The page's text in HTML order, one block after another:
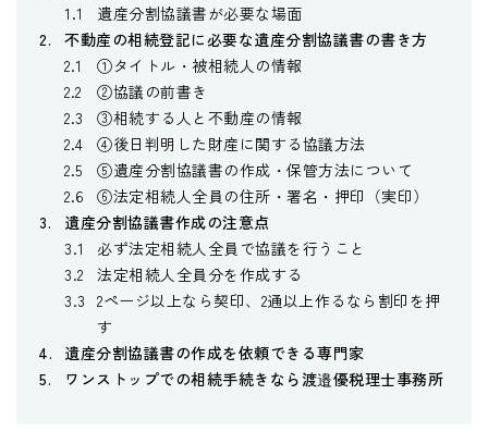
遺産分割協議書が必要な場面
不動産の相続登記に必要な遺産分割協議書の書き方
①タイトル・被相続人の情報
②協議の前書き
③相続する人と不動産の情報
④後日判明した財産に関する協議方法
⑤遺産分割協議書の作成・保管方法について
⑥法定相続人全員の住所・署名・押印（実印）
遺産分割協議書作成の注意点
必ず法定相続人全員で協議を行うこと
法定相続人全員分を作成する
2ページ以上なら契印、2通以上作るなら割印を押
す
遺産分割協議書の作成を依頼できる専門家
ワンストップでの相続手続きなら渡邉優税理士事務所